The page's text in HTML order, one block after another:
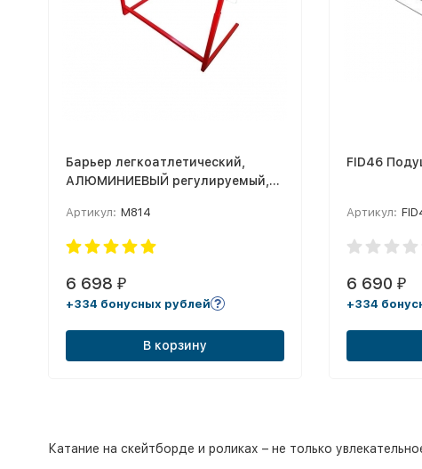
Барьер легкоатлетический,
АЛЮМИНИЕВЫЙ регулируемый,
Артикул: М814
6 698 ₽
+334 бонусных рублей
В корзину
FID46
Артикул:
6 690₽
+334
Катание на скейтборде и роликах – не только